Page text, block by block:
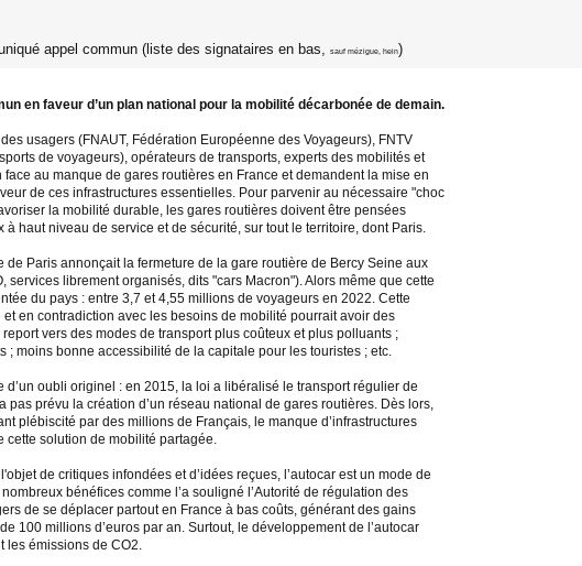
appel commun (liste des signataires en bas, sauf mézigue, hein)
en faveur d’un plan national pour la mobilité décarbonée de demain.
usagers (FNAUT, Fédération Européenne des Voyageurs), FNTV
de voyageurs), opérateurs de transports, experts des mobilités et
au manque de gares routières en France et demandent la mise en
de ces infrastructures essentielles. Pour parvenir au nécessaire "choc
la mobilité durable, les gares routières doivent être pensées
haut niveau de service et de sécurité, sur tout le territoire, dont Paris.
de Paris annonçait la fermeture de la gare routière de Bercy Seine aux
services librement organisés, dits "cars Macron"). Alors même que cette
du pays : entre 3,7 et 4,55 millions de voyageurs en 2022. Cette
en contradiction avec les besoins de mobilité pourrait avoir des
vers des modes de transport plus coûteux et plus polluants ;
; moins bonne accessibilité de la capitale pour les touristes ; etc.
d’un oubli originel : en 2015, la loi a libéralisé le transport régulier de
pas prévu la création d’un réseau national de gares routières. Dès lors,
plébiscité par des millions de Français, le manque d’infrastructures
cette solution de mobilité partagée.
de critiques infondées et d’idées reçues, l’autocar est un mode de
bénéfices comme l’a souligné l’Autorité de régulation des
de se déplacer partout en France à bas coûts, générant des gains
100 millions d’euros par an. Surtout, le développement de l’autocar
les émissions de CO2.